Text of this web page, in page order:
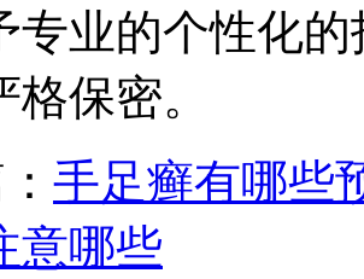
专业的个性化
保密。
手足癣有哪些
意哪些